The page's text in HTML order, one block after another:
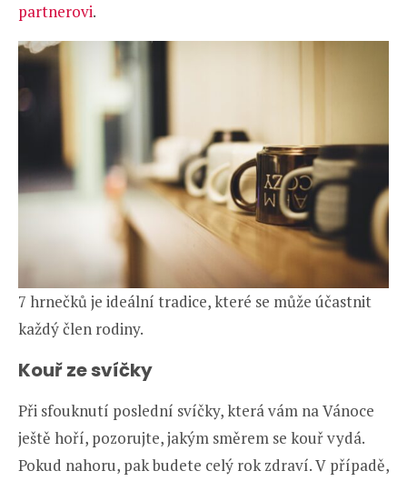
partnerovi.
7 hrnečků je ideální tradice, které se může účastnit
každý člen rodiny.
Kouř ze svíčky
Při sfouknutí poslední svíčky, která vám na Vánoce
ještě hoří, pozorujte, jakým směrem se kouř vydá.
Pokud nahoru, pak budete celý rok zdraví. V případě,